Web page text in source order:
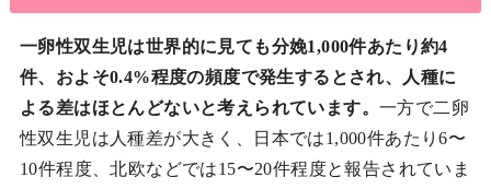
一卵性双生児は世界的に見ても分娩1,000件あたり約4
件、およそ0.4%程度の頻度で発生するとされ、人種に
よる差はほとんどないと考えられています。 一方で二卵
性双生児は人種差が大きく、日本では1,000件あたり6〜
10件程度、北欧などでは15〜20件程度と報告されていま